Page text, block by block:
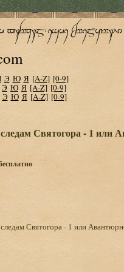
Э Ю Я [A-Z] [0-9]
Э Ю Я [A-Z] [0-9]
Э Ю Я [A-Z] [0-9]
Святогора - 1 или
Святогора - 1 или